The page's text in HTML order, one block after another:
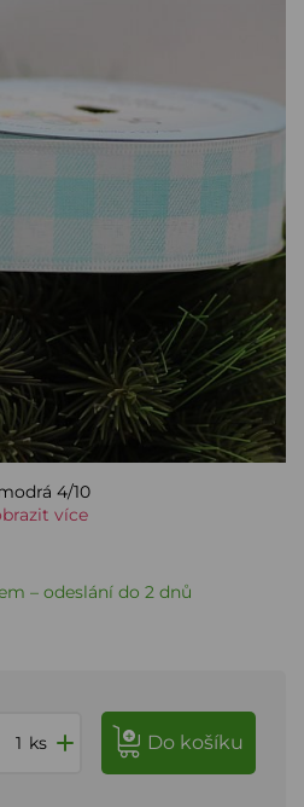
4/10
více
– odeslání do 2 dnů
ks do košíku